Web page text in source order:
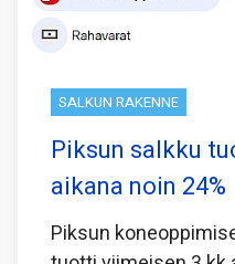
SALKUN RAKENNE
Piksun salkku
aikana noin 24%
Piksun